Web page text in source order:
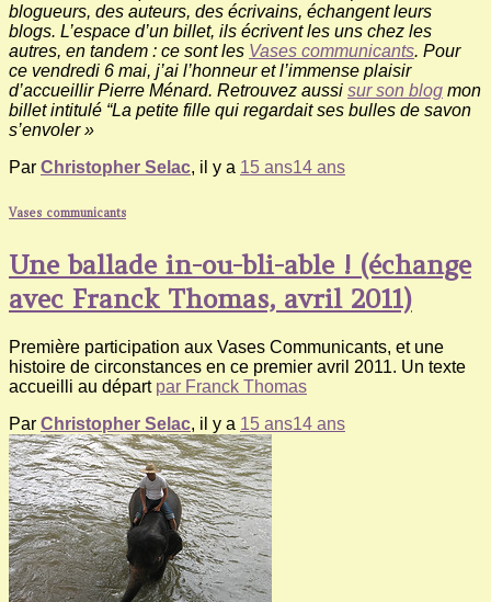
blogueurs, des auteurs, des écrivains, échangent leurs
blogs. L’espace d’un billet, ils écrivent les uns chez les
autres, en tandem : ce sont les Vases communicants. Pour
ce vendredi 6 mai, j’ai l’honneur et l’immense plaisir
d’accueillir Pierre Ménard. Retrouvez aussi sur son blog mon
billet intitulé “La petite fille qui regardait ses bulles de savon
s’envoler »
Par Christopher Selac, il y a 15 ans14 ans
Vases communicants
Une ballade in-​​ou-​​bli-​​able ! (échange
avec Franck Thomas, avril 2011)
Première participation aux Vases Communicants, et une
histoire de circonstances en ce premier avril 2011. Un texte
accueilli au départ par Franck Thomas
Par Christopher Selac, il y a 15 ans14 ans